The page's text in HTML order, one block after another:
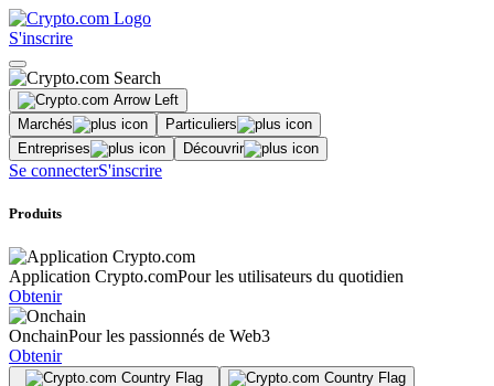
S'inscrire
Marchés
Particuliers
Entreprises
Découvrir
Se connecterS'inscrire
Produits
Application Crypto.comPour les utilisateurs du quotidien
Obtenir
OnchainPour les passionnés de Web3
Obtenir